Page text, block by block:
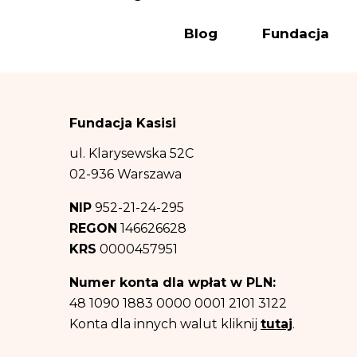
(polegający na
ww. celów – co
Odbiorcą
informacji na
prawa. Dane
Dane osobowe
informacji na
Posiadasz prawo
przetwarzania,
Posiadasz
razie uznania, iż
Blog Fundacja
Fundacja Kasisi
ul. Klarysewska 52C
02-936 Warszawa
NIP 952-21-24-295
REGON 146626628
KRS 0000457951
Numer konta dla wpłat w PLN:
48 1090 1883 0000 0001 2101 3122
Konta dla innych walut kliknij tutaj.